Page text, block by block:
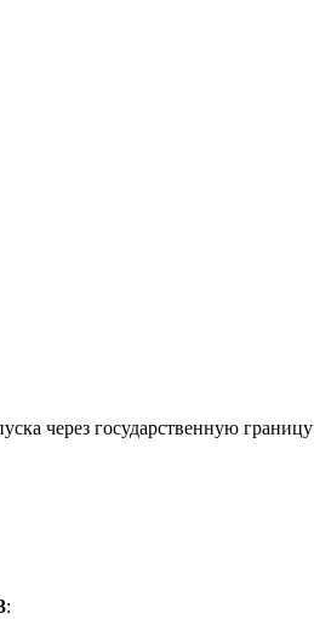
через государственную
: